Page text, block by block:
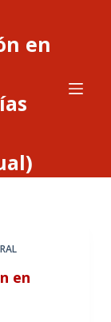
en
en